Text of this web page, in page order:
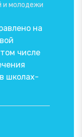
и молодежи
на
числе
школах-